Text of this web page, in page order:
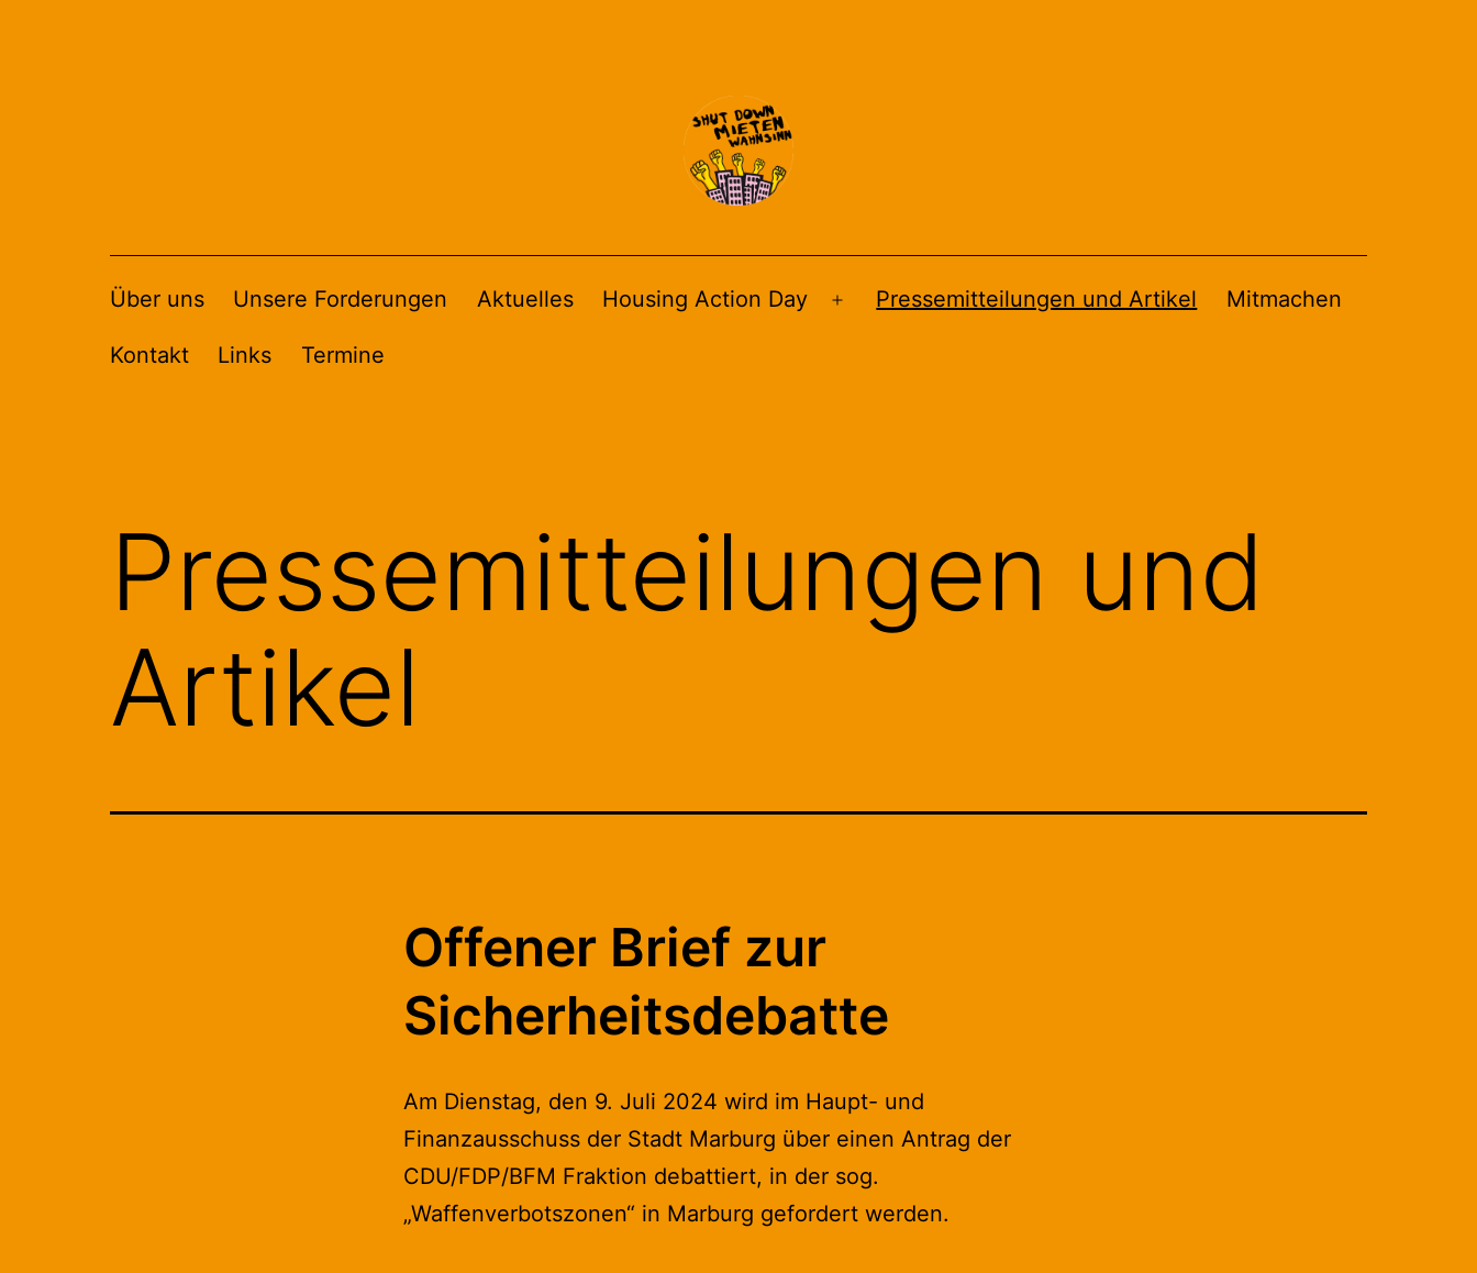
Über uns Unsere Forderungen Aktuelles Housing Action Day
MenüPressemitteilungen und Artikel Mitmachen
Kontakt Links Termine
Pressemitteilungen und
Artikel
Offener Brief zur
Sicherheitsdebatte
Am Dienstag, den 9. Juli 2024 wird im Haupt- und
Finanzausschuss der Stadt Marburg über einen Antrag der
CDU/FDP/BFM Fraktion debattiert, in der sog.
„Waffenverbotszonen“ in Marburg gefordert werden.